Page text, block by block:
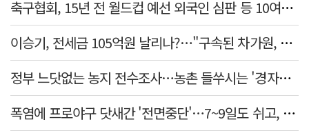
축구협회, 15년 전 월드컵 예선 외국인 심판 등 10여명에 '성 접대'
이승기, 전세금 105억원 날리나?…"구속된 차가원, 형사 범죄 영역"
정부 느닷없는 농지 전수조사…농촌 들쑤시는 '경자유전'의 칼날
폭염에 프로야구 닷새간 '전면중단'…7~9일도 쉬고, 11일 재개